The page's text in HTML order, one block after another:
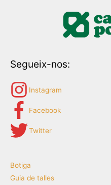
Segueix-nos:
Instagram
Facebook
Twitter
Botiga
Guia de talles